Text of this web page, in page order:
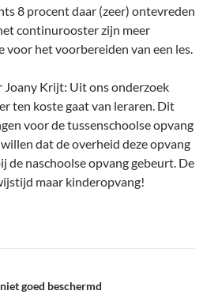
8 procent daar (zeer) ontevreden
continurooster zijn meer
het voorbereiden van een les.
Krijt: Uit ons onderzoek
ten koste gaat van leraren. Dit
voor de tussenschoolse opvang
dat de overheid deze opvang
de naschoolse opvang gebeurt. De
maar kinderopvang!
goed beschermd